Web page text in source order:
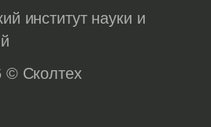
институт науки и
© Сколтех